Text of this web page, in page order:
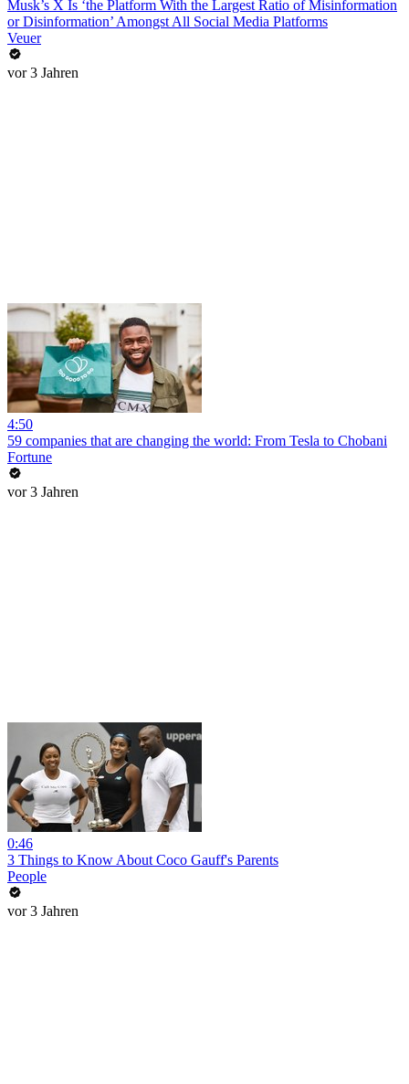
Musk’s X Is ‘the Platform With the Largest Ratio of Misinformation
or Disinformation’ Amongst All Social Media Platforms
Veuer
vor 3 Jahren
4:50
59 companies that are changing the world: From Tesla to Chobani
Fortune
vor 3 Jahren
0:46
3 Things to Know About Coco Gauff's Parents
People
vor 3 Jahren